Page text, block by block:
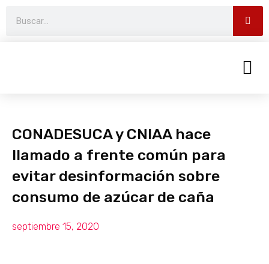
CONADESUCA y CNIAA hace
llamado a frente común para
evitar desinformación sobre
consumo de azúcar de caña
septiembre 15, 2020